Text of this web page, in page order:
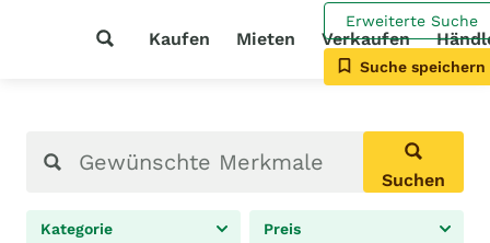
Kaufen Mieten Verkaufen
Erweiterte Suche
Suche speichern
Suchen
Kategorie Preis